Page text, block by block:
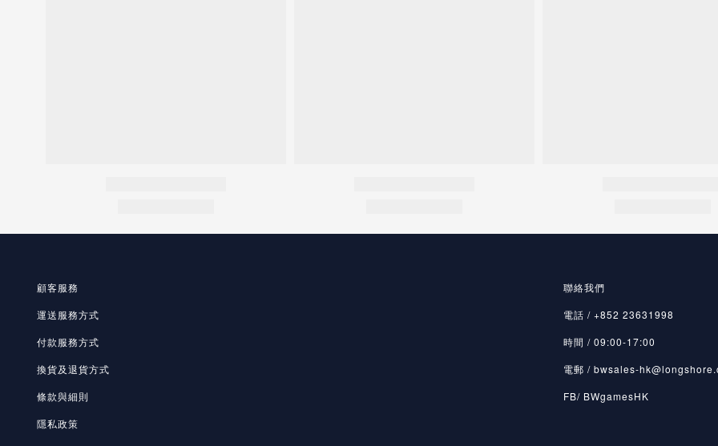
顧客服務
運送服務方式
付款服務方式
換貨及退貨方式
條款與細則
隱私政策
聯絡我們
電話 / +852 23631998
時間 / 09:00-17:00
電郵 / bwsales-
FB/ BWgamesHK